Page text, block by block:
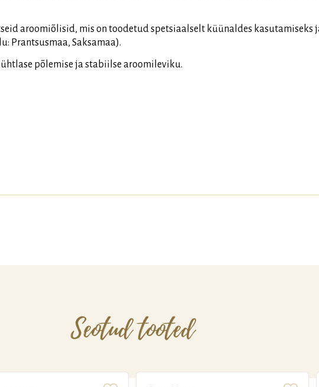
aroomiõlisid, mis on toodetud spetsiaalselt küünaldes kasutamiseks
Prantsusmaa, Saksamaa).
põlemise ja stabiilse aroomileviku.
Seotud tooted